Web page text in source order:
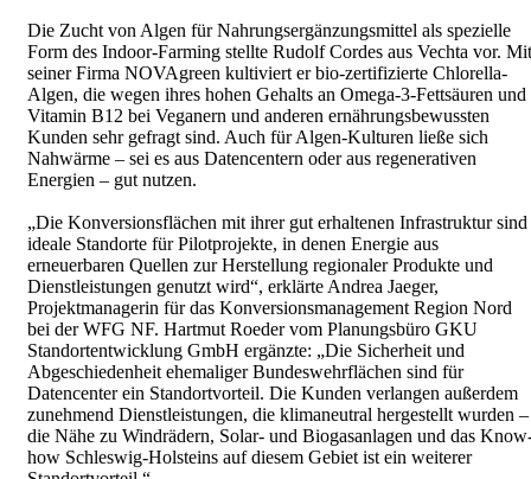
Die Zucht von Algen für Nahrungsergänzungsmittel als spezielle
Form des Indoor-Farming stellte Rudolf Cordes aus Vechta vor. Mit
seiner Firma NOVAgreen kultiviert er bio-zertifizierte Chlorella-
Algen, die wegen ihres hohen Gehalts an Omega-3-Fettsäuren und
Vitamin B12 bei Veganern und anderen ernährungsbewussten
Kunden sehr gefragt sind. Auch für Algen-Kulturen ließe sich
Nahwärme – sei es aus Datencentern oder aus regenerativen
Energien – gut nutzen.
„Die Konversionsflächen mit ihrer gut erhaltenen Infrastruktur sind
ideale Standorte für Pilotprojekte, in denen Energie aus
erneuerbaren Quellen zur Herstellung regionaler Produkte und
Dienstleistungen genutzt wird“, erklärte Andrea Jaeger,
Projektmanagerin für das Konversionsmanagement Region Nord
bei der WFG NF. Hartmut Roeder vom Planungsbüro GKU
Standortentwicklung GmbH ergänzte: „Die Sicherheit und
Abgeschiedenheit ehemaliger Bundeswehrflächen sind für
Datencenter ein Standortvorteil. Die Kunden verlangen außerdem
zunehmend Dienstleistungen, die klimaneutral hergestellt wurden –
die Nähe zu Windrädern, Solar- und Biogasanlagen und das
how Schleswig-Holsteins auf diesem Gebiet ist ein weiterer